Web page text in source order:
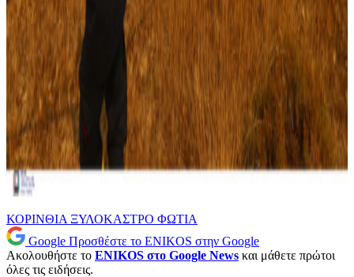
ΚΟΡΙΝΘΙΑ ΞΥΛΟΚΑΣΤΡΟ ΦΩΤΙΑ
Google Προσθέστε το ENIKOS στην Google
Ακολουθήστε το ENIKOS στο Google News και μάθετε πρώτοι
όλες τις ειδήσεις.